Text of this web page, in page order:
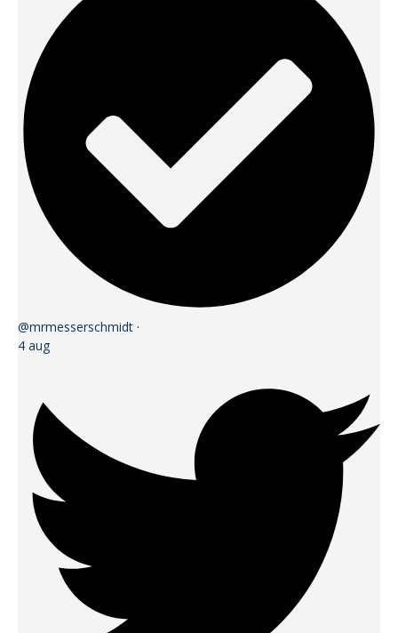
@mrmesserschmidt ·
4 aug